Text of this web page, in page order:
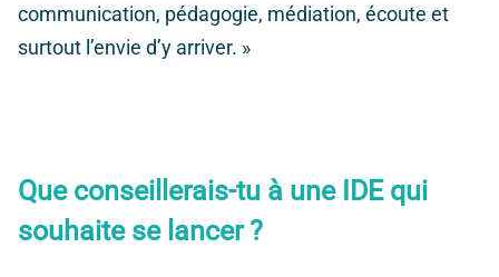
communication, pédagogie, médiation, écoute et
surtout l’envie d’y arriver. »
Que conseillerais-tu à une IDE qui
souhaite se lancer ?